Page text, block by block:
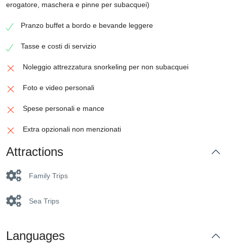
erogatore, maschera e pinne per subacquei)
Pranzo buffet a bordo e bevande leggere
Tasse e costi di servizio
Noleggio attrezzatura snorkeling per non subacquei
Foto e video personali
Spese personali e mance
Extra opzionali non menzionati
Attractions
Family Trips
Sea Trips
Languages